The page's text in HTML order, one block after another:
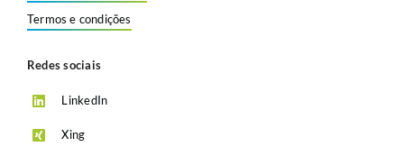
Termos e condições
Redes sociais
LinkedIn
Xing